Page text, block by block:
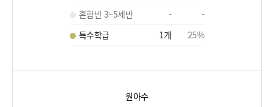
혼합반 3~5세반
-
-
특수학급
1개 25%
원아수